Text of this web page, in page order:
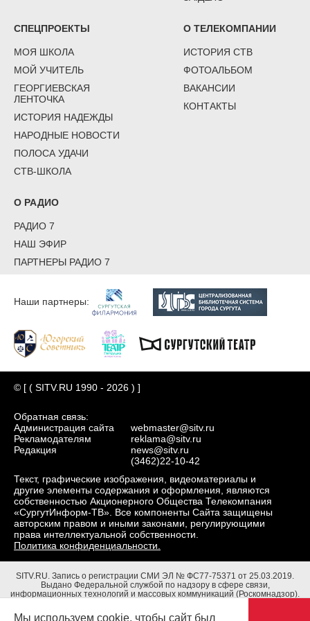
СПЕЦПРОЕКТЫ
МОЯ ШКОЛА
МОЙ УЧИТЕЛЬ
ГЕОРГИЕВСКАЯ
ЛЕНТОЧКА
ИСТОРИЯ НАДЕЖДЫ
НАРОДНЫЕ НОВОСТИ
ПОЛОСА УДАЧИ
СТВ-ШКОЛА
О ТЕЛЕКОМПАНИИ
ИСТОРИЯ СТВ
ФОТОАЛЬБОМ
ВАКАНСИИ
КОНТАКТЫ
О РАДИО
РАДИО 7
НАШ ЭФИР
ПАРТНЕРЫ РАДИО 7
Наши партнеры:
© [ ( SITV.RU 1990 - 2026 ) ]
Обратная связь:
Администрация сайта
Рекламодателям
Редакция
webmaster@sitv.ru
reklama@sitv.ru
news@sitv.ru
(3462)22-10-42
Текст, графические изображения, видеоматериалы и
другие элементы содержания и оформления, являются
собственностью Акционерного Общества Телекомпания
«СургутИнформ-ТВ». Все компоненты Сайта защищены
авторским правом и иными законами, регулирующими
права интеллектуальной собственности.
Политика конфиденциальности.
SITV.RU. Запись о регистрации СМИ ЭЛ № ФС77-75371 от 25.03.2019.
Выдано Федеральной службой по надзору в сфере связи,
информационных технологий и массовых коммуникаций (Роскомнадзор).
Адрес редакции: 628403, Тюменская обл., ХМАО - Югра, г. Сургут, ул.
Мы используем cookie, чтобы сайт был